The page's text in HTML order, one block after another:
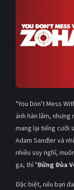
"You Don't Mess
ảnh hàn lâm,
mang lại tiếng cười
Adam Sandler và
nhiều suy nghĩ,
ga, thì "Đừng Đùa
Đặc biệt, nếu bạn